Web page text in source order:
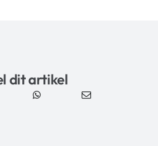
dit artikel